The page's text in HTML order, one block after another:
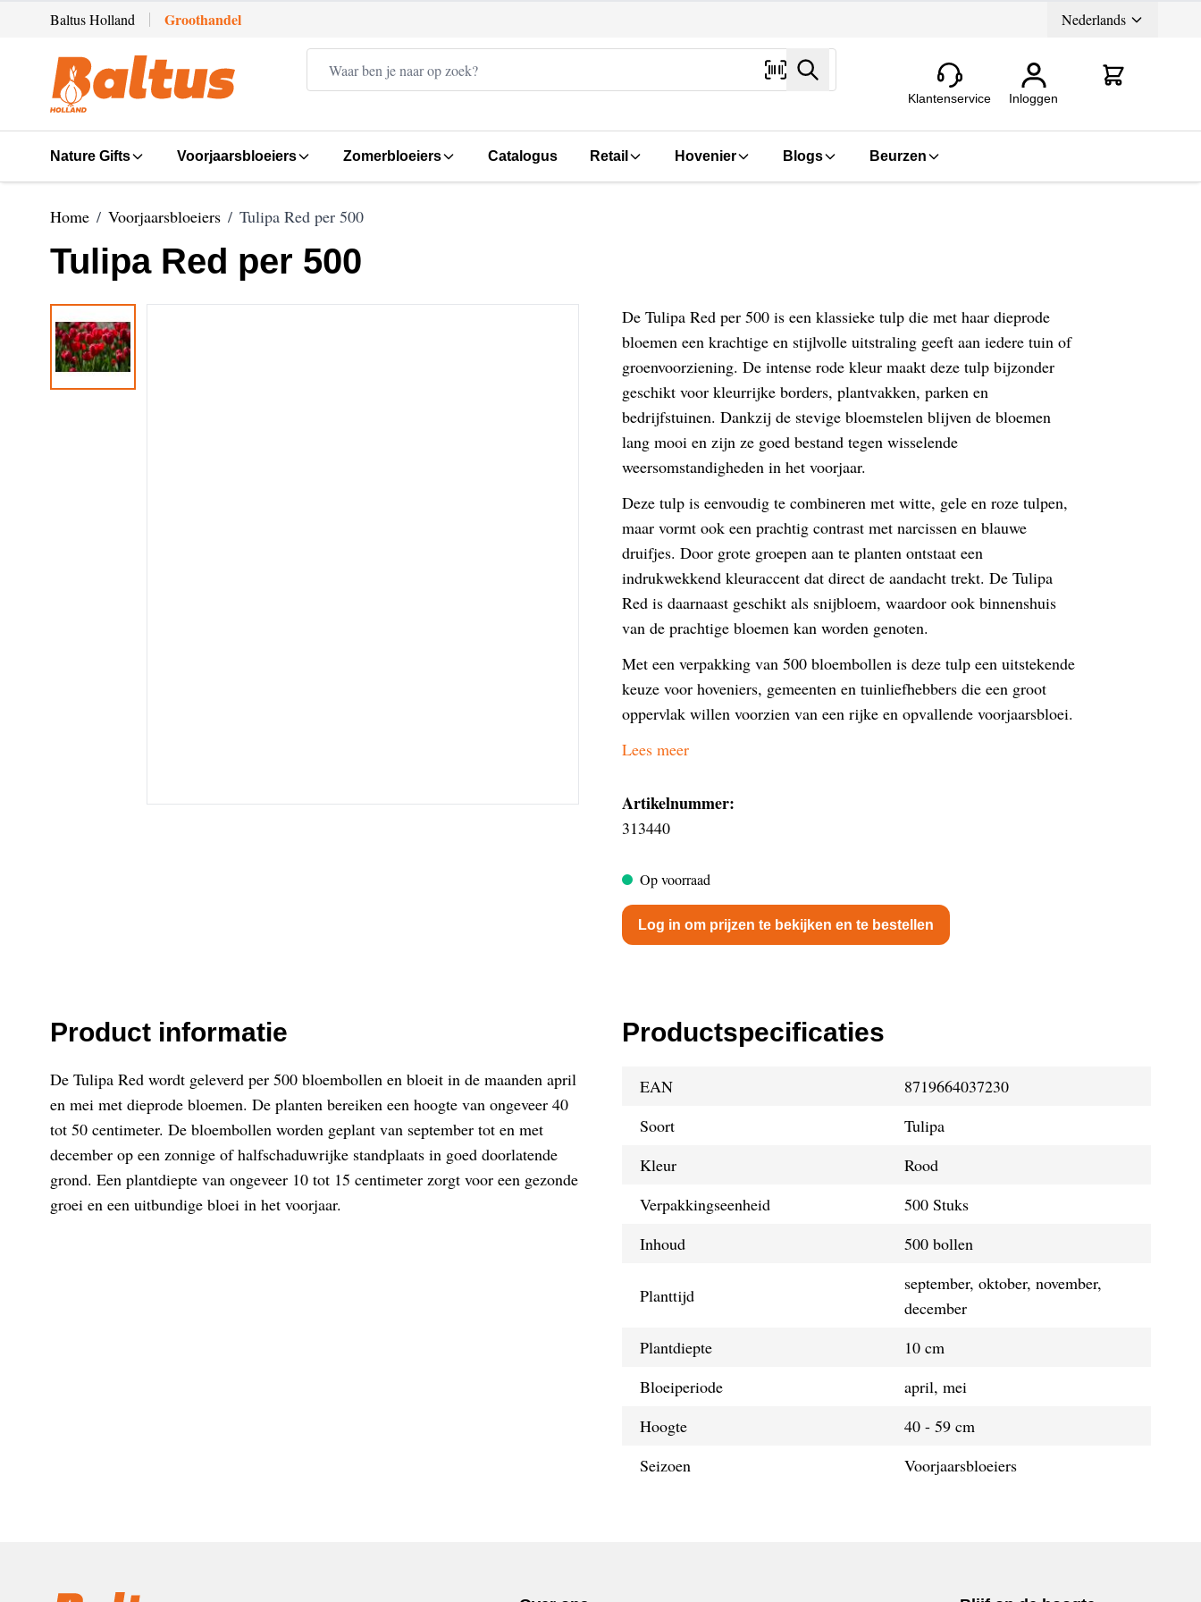
Ga direct door naar de inhoud
Baltus Holland Groothandel Nederlands
Zoeken
Klantenservice Inloggen
Nature Gifts Voorjaarsbloeiers Zomerbloeiers Catalogus Retail Hovenier Blogs Beurzen
Home / Voorjaarsbloeiers / Tulipa Red per 500
Tulipa Red per 500
De Tulipa Red per 500 is een klassieke tulp die met haar dieprode
bloemen een krachtige en stijlvolle uitstraling geeft aan iedere tuin of
groenvoorziening. De intense rode kleur maakt deze tulp bijzonder
geschikt voor kleurrijke borders, plantvakken, parken en
bedrijfstuinen. Dankzij de stevige bloemstelen blijven de bloemen
lang mooi en zijn ze goed bestand tegen wisselende
weersomstandigheden in het voorjaar.
Deze tulp is eenvoudig te combineren met witte, gele en roze tulpen,
maar vormt ook een prachtig contrast met narcissen en blauwe
druifjes. Door grote groepen aan te planten ontstaat een
indrukwekkend kleuraccent dat direct de aandacht trekt. De Tulipa
Red is daarnaast geschikt als snijbloem, waardoor ook binnenshuis
van de prachtige bloemen kan worden genoten.
Met een verpakking van 500 bloembollen is deze tulp een uitstekende
keuze voor hoveniers, gemeenten en tuinliefhebbers die een groot
oppervlak willen voorzien van een rijke en opvallende voorjaarsbloei.
Lees meer
Artikelnummer:
313440
Op voorraad
Log in om prijzen te bekijken en te bestellen
Product informatie
De Tulipa Red wordt geleverd per 500 bloembollen en bloeit in de maanden april
en mei met dieprode bloemen. De planten bereiken een hoogte van ongeveer 40
tot 50 centimeter. De bloembollen worden geplant van september tot en met
december op een zonnige of halfschaduwrijke standplaats in goed doorlatende
grond. Een plantdiepte van ongeveer 10 tot 15 centimeter zorgt voor een gezonde
groei en een uitbundige bloei in het voorjaar.
Productspecificaties
EAN
8719664037230
Soort
Tulipa
Kleur
Rood
Verpakkingseenheid
500 Stuks
Inhoud
500 bollen
Planttijd
september, oktober, november,
december
Plantdiepte
10 cm
Bloeiperiode
april, mei
Hoogte
40 - 59 cm
Seizoen
Voorjaarsbloeiers